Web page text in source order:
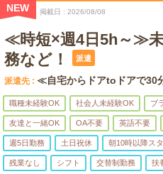
NEW 掲載日 2026/08/08
≪時短×週4日5h～≫
務など！
派遣
派遣先 ≪自宅からドアtoドアで30
職種未経験OK 社会人未経験OK ブ
友達と一緒OK OA不要 英語不要
週5日勤務 土日祝休 朝10時以降ス
残業なし シフト 交替制勤務 扶